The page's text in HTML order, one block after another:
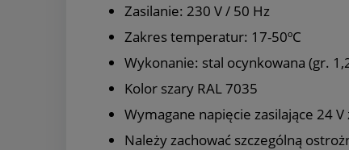
Zasilanie: 230 V / 50 Hz
Zakres temperatur: 17-50ºC
Wykonanie: stal ocynkowana (gr.
Kolor szary RAL 7035
Wymagane napięcie zasilające 24
Należy zachować szczególną